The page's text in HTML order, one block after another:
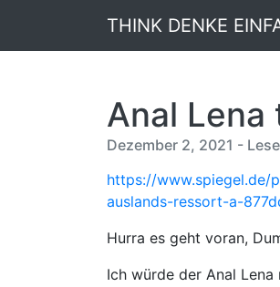
THINK DENKE
Anal
Dezember 2, 2021 -
https://www.spiegel.de/
auslands-ressort-a-
Hurra es geht voran,
Ich würde der Anal